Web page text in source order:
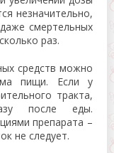
незначительно,
смертельных
раз.
средств можно
пищи. Если у
тракта,
после еды.
препарата –
не следует.